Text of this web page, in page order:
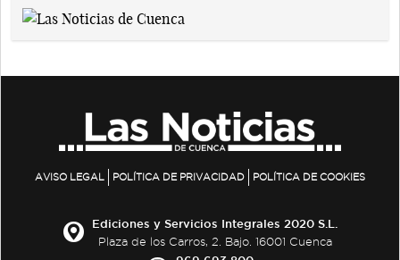
AVISO LEGAL POLÍTICA DE PRIVACIDAD POLÍTICA DE COOKIES
Ediciones y Servicios Integrales 2020 S.L.
Plaza de los Carros, 2. Bajo. 16001 Cuenca